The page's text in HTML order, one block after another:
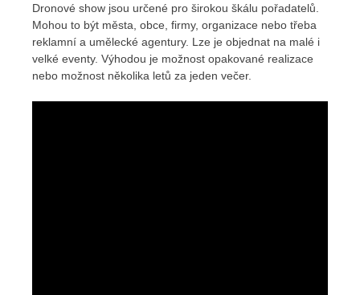
Dronové show jsou určené pro širokou škálu pořadatelů.
Mohou to být města, obce, firmy, organizace nebo třeba
reklamní a umělecké agentury. Lze je objednat na malé i
velké eventy. Výhodou je možnost opakované realizace
nebo možnost několika letů za jeden večer.